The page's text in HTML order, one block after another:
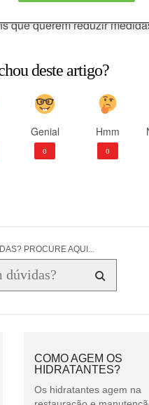
que pode
que querem reduzir
deste artigo?
Genial
0
Hmm
0
PROCURE AQUI...
COMO AGEM OS
HIDRATANTES?
Os hidratantes agem na